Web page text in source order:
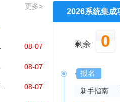
更多>
08-07
08-07
08-07
2026系统集成
剩余 0
报名
新手指南